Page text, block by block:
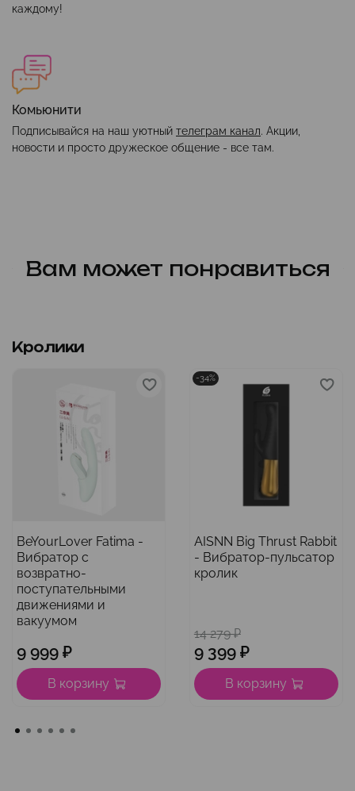
каждому!
Комьюнити
Подписывайся на наш уютный телеграм канал. Акции,
новости и просто дружеское общение - все там.
Вам может понравиться
Кролики
BeYourLover Fatima -
Вибратор с
возвратно-
поступательными
движениями и
вакуумом
9 999 ₽
В корзину
-34%
AISNN Big Thrust Rabbit
- Вибратор-пульсатор
кролик
14 279 ₽
9 399 ₽
В корзину